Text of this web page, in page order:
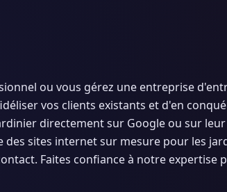
ou vous gérez une entreprise
vos clients existants et d'en
directement sur Google ou sur
des sites internet sur mesure pour les
Faites confiance à notre